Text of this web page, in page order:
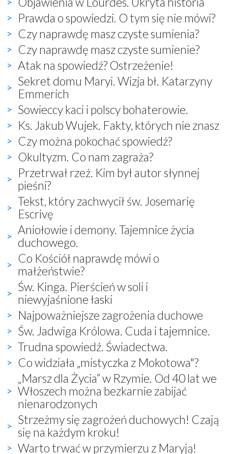
Prawda o spowiedzi. O tym się nie mówi?
Czy naprawdę masz czyste sumienia?
Czy naprawdę masz czyste sumienie?
Atak na spowiedź? Ostrzeżenie!
Sekret domu Maryi. Wizja bł. Katarzyny
Emmerich
Sowieccy kaci i polscy bohaterowie.
Ks. Jakub Wujek. Fakty, których nie znasz
Czy można pokochać spowiedź?
Okultyzm. Co nam zagraża?
Przetrwał rzeź. Kim był autor słynnej
pieśni?
Tekst, który zachwycił św. Josemarię
Escrivę
Aniołowie i demony. Tajemnice życia
duchowego.
Co Kościół naprawdę mówi o
małżeństwie?
Św. Kinga. Pierścień w soli i
niewyjaśnione łaski
Najpoważniejsze zagrożenia duchowe
Św. Jadwiga Królowa. Cuda i tajemnice.
Trudna spowiedź. Świadectwa.
Co widziała „mistyczka z Mokotowa"?
„Marsz dla Życia” w Rzymie. Od 40 lat we
Włoszech można bezkarnie zabijać
nienarodzonych
Strzeżmy się zagrożeń duchowych! Czają
się na każdym kroku!
Warto trwać w przymierzu z Maryją!